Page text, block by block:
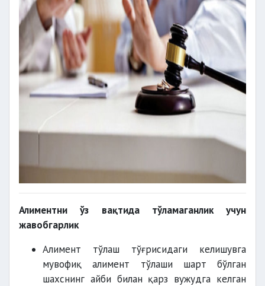
Алиментни ўз вақтида тўламаганлик учун
жавобгарлик
Алимент тўлаш тўғрисидаги келишувга
мувофиқ алимент тўлаши шарт бўлган
шахснинг айби билан қарз вужудга келган